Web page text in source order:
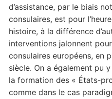
d’assistance, par le biais
consulaires, est pour
histoire, à la différence
interventions jalonnent
consulaires européens, en
siècle. On a également pu
la formation des « États-
comme dans le cas